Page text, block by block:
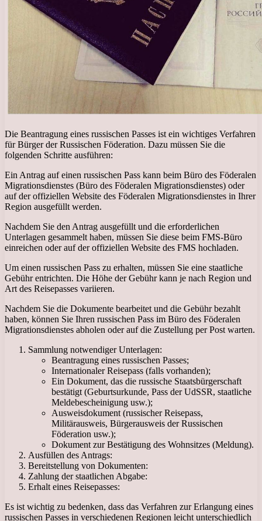
Die Beantragung eines russischen Passes ist ein wichtiges Verfahren
für Bürger der Russischen Föderation. Dazu müssen Sie die
folgenden Schritte ausführen:
Ein Antrag auf einen russischen Pass kann beim Büro des Föderalen
Migrationsdienstes (Büro des Föderalen Migrationsdienstes) oder
auf der offiziellen Website des Föderalen Migrationsdienstes in Ihrer
Region ausgefüllt werden.
Nachdem Sie den Antrag ausgefüllt und die erforderlichen
Unterlagen gesammelt haben, müssen Sie diese beim FMS-Büro
einreichen oder auf der offiziellen Website des FMS hochladen.
Um einen russischen Pass zu erhalten, müssen Sie eine staatliche
Gebühr entrichten. Die Höhe der Gebühr kann je nach Region und
Art des Reisepasses variieren.
Nachdem Sie die Dokumente bearbeitet und die Gebühr bezahlt
haben, können Sie Ihren russischen Pass im Büro des Föderalen
Migrationsdienstes abholen oder auf die Zustellung per Post warten.
Sammlung notwendiger Unterlagen:
Beantragung eines russischen Passes;
Internationaler Reisepass (falls vorhanden);
Ein Dokument, das die russische Staatsbürgerschaft
bestätigt (Geburtsurkunde, Pass der UdSSR, staatliche
Meldebescheinigung usw.);
Ausweisdokument (russischer Reisepass,
Militärausweis, Bürgerausweis der Russischen
Föderation usw.);
Dokument zur Bestätigung des Wohnsitzes (Meldung).
Ausfüllen des Antrags:
Bereitstellung von Dokumenten:
Zahlung der staatlichen Abgabe:
Erhalt eines Reisepasses:
Es ist wichtig zu bedenken, dass das Verfahren zur Erlangung eines
russischen Passes in verschiedenen Regionen leicht unterschiedlich